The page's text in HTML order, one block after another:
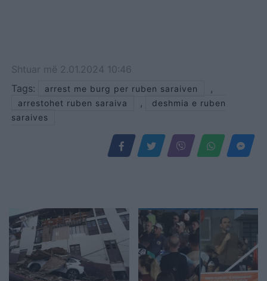
Shtuar më 2.01.2024 10:46
Tags:
arrest me burg per ruben saraiven ,
arrestohet ruben saraiva ,
deshmia e ruben
saraives